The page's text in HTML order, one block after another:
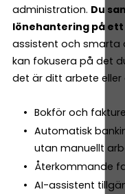
administration. Du
lönehantering på
assistent och smarta
kan fokusera på det
det är ditt arbete eller
Bokför och
Automatisk
utan manuellt
Återkommande
AI-assistent